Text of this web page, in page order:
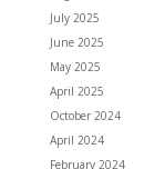
July 2025
June 2025
May 2025
April 2025
October 2024
April 2024
February 2024